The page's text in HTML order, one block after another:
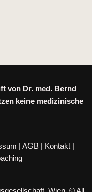
von Dr. med. Bernd
keine medizinische
| AGB | Kontakt |